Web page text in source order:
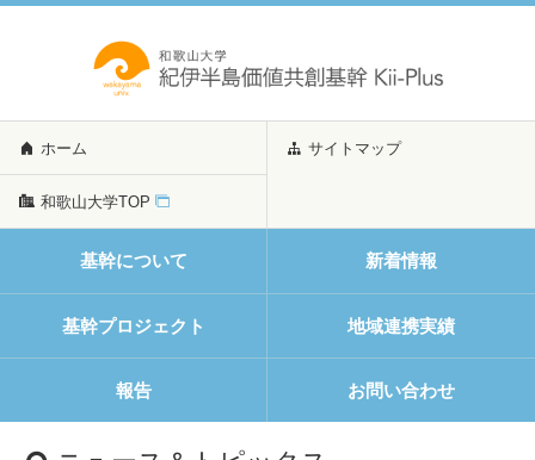
ホーム サイトマップ
和歌山大学TOP
基幹について 新着情報
基幹プロジェクト 地域連携実績
報告 お問い合わせ